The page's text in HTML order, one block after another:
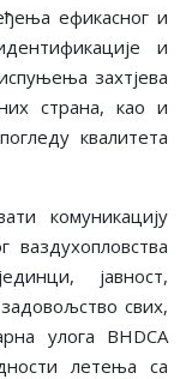
ефикасног и
и
захтјева
страна, као и
квалитета
комуникацију
ваздухопловства
јавност,
свих,
улога BHDCA
летења са